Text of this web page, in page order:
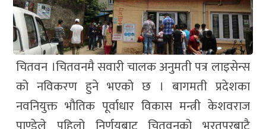
चितवन ।चितवनमै सवारी चालक अनुमती पत्र लाइसेन्स
को नविकरण हुने भएको छ । बागमती प्रदेशका
नवनियुक्त भौतिक पूर्वाधार विकास मन्त्री केशवराज